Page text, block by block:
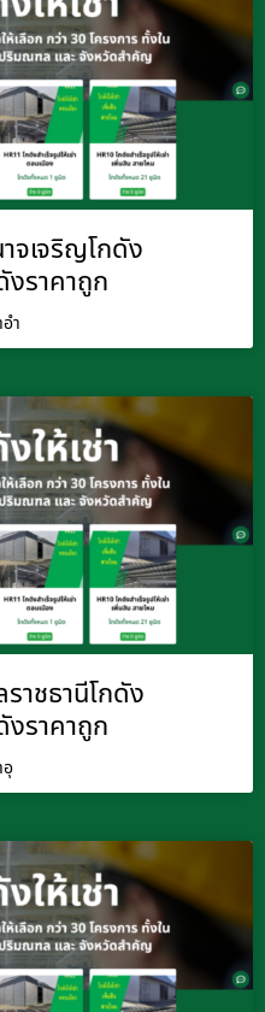
าจเจริญโกดัง
งราคาถูก
ำ
ราชธานีโกดัง
งราคาถูก
อุ